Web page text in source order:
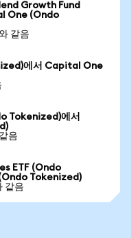
Growth Fund
One (Ondo
같음
에서 Capital One
Tokenized)에서
음
ETF (Ondo
Tokenized)
같음